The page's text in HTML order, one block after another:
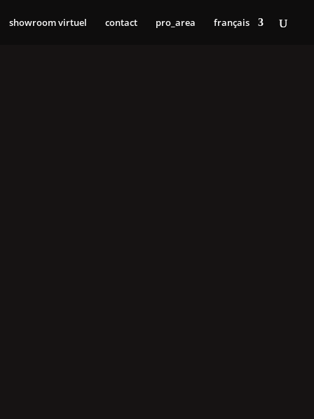
showroom virtuel contact pro_area français